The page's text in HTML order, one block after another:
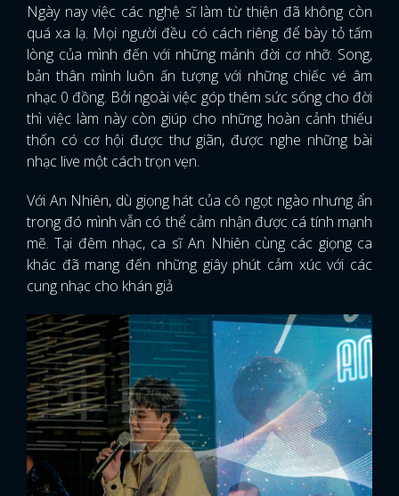
Ngày nay việc các nghệ sĩ làm từ thiện đã không còn
quá xa lạ. Mọi người đều có cách riêng để bày tỏ tấm
lòng của mình đến với những mảnh đời cơ nhỡ. Song,
bản thân mình luôn ấn tượng với những chiếc vé âm
nhạc 0 đồng. Bởi ngoài việc góp thêm sức sống cho đời
thì việc làm này còn giúp cho những hoàn cảnh thiếu
thốn có cơ hội được thư giãn, được nghe những bài
nhạc live một cách trọn vẹn.
Với An Nhiên, dù giọng hát của cô ngọt ngào nhưng ẩn
trong đó mình vẫn có thể cảm nhận được cá tính mạnh
mẽ. Tại đêm nhạc, ca sĩ An Nhiên cùng các giọng ca
khác đã mang đến những giây phút cảm xúc với các
cung nhạc cho khán giả